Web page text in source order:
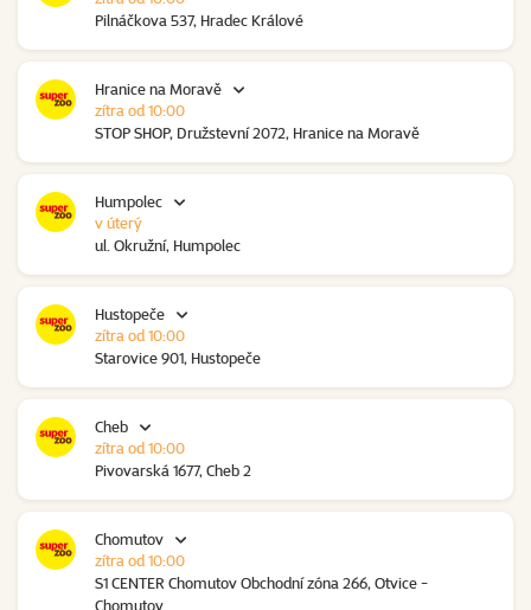
Pilnáčkova 537, Hradec Králové
Hranice na Moravě
STOP SHOP, Družstevní 2072, Hranice na Moravě
zítra od 10:00
Humpolec
ul. Okružní, Humpolec
v úterý
Hustopeče
Starovice 901, Hustopeče
zítra od 10:00
Cheb
Pivovarská 1677, Cheb 2
zítra od 10:00
Chomutov
S1 CENTER Chomutov Obchodní zóna 266, Otvice -
Chomutov
zítra od 10:00